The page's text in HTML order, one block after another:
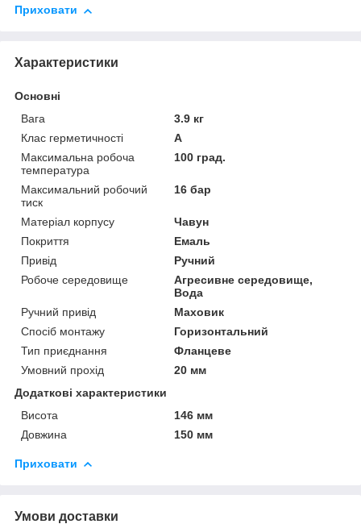
Приховати
Характеристики
Основні
Вага
3.9 кг
Клас герметичності
А
Максимальна робоча
температура
100 град.
Максимальний робочий
тиск
16 бар
Матеріал корпусу
Чавун
Покриття
Емаль
Привід
Ручний
Робоче середовище
Агресивне середовище,
Вода
Ручний привід
Маховик
Спосіб монтажу
Горизонтальний
Тип приєднання
Фланцеве
Умовний прохід
20 мм
Додаткові характеристики
Висота
146 мм
Довжина
150 мм
Приховати
Умови доставки